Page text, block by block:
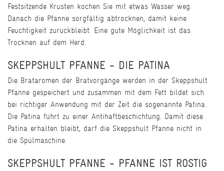
Festsitzende Krusten kochen Sie mit etwas Wasser weg.
Danach die Pfanne sorgfältig abtrocknen, damit keine
Feuchtigkeit zurückbleibt. Eine gute Möglichkeit ist das
Trocknen auf dem Herd.
SKEPPSHULT PFANNE - DIE PATINA
Die Brataromen der Bratvorgänge werden in der Skeppshult
Pfanne gespeichert und zusammen mit dem Fett bildet sich
bei richtiger Anwendung mit der Zeit die sogenannte Patina.
Die Patina führt zu einer Antihaftbeschichtung. Damit diese
Patina erhalten bleibt, darf die Skeppshult Pfanne nicht in
die Spülmaschine.
SKEPPSHULT PFANNE - PFANNE IST ROSTIG